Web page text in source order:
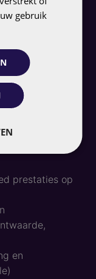
binnen
Ads-
prestaties op
en
gebruik